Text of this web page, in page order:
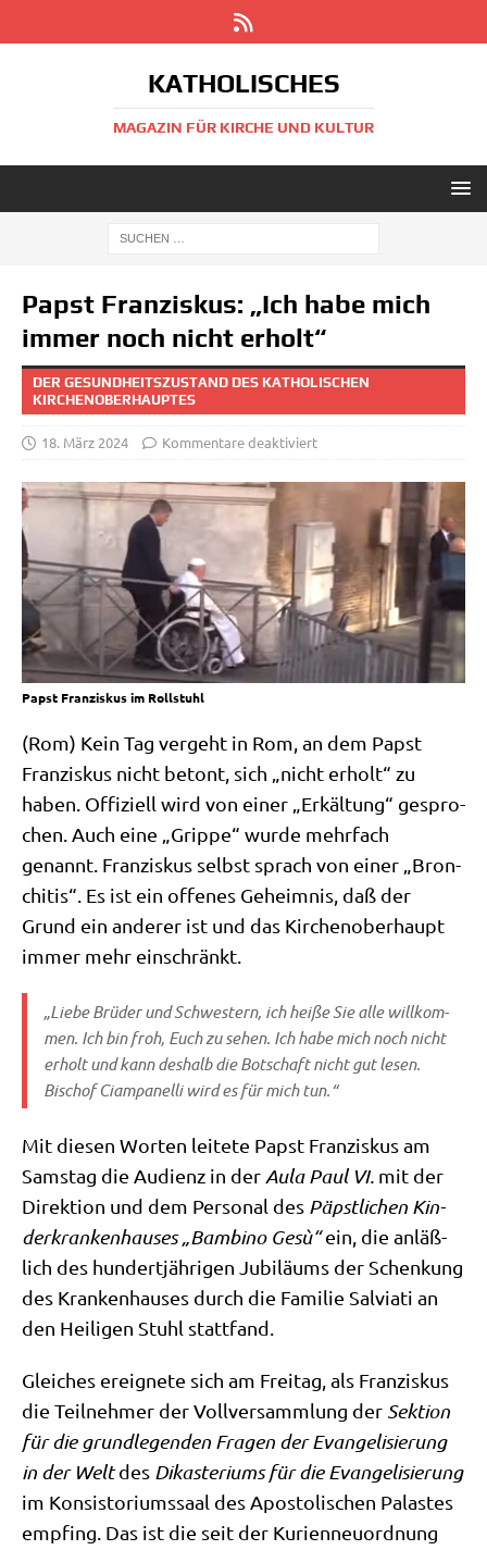
KATHOLISCHES
MAGAZIN FÜR KIRCHE UND KULTUR
Papst Franziskus: „Ich habe mich
immer noch nicht erholt“
DER GESUNDHEITSZUSTAND DES KATHOLISCHEN
KIRCHENOBERHAUPTES
18. März 2024 Kommentare deaktiviert
Papst Franziskus im Rollstuhl
(Rom) Kein Tag ver­geht in Rom, an dem Papst
Fran­zis­kus nicht betont, sich „nicht erholt“ zu
haben. Offi­zi­ell wird von einer „Erkäl­tung“ gespro­
chen. Auch eine „Grip­pe“ wur­de mehr­fach
genannt. Fran­zis­kus selbst sprach von einer „Bron­
chi­tis“. Es ist ein offe­nes Geheim­nis, daß der
Grund ein ande­rer ist und das Kir­chen­ober­haupt
immer mehr einschränkt.
„Lie­be Brü­der und Schwe­stern, ich hei­ße Sie alle will­kom­
men. Ich bin froh, Euch zu sehen. Ich habe mich noch nicht
erholt und kann des­halb die Bot­schaft nicht gut lesen.
Bischof Ciam­pa­nel­li wird es für mich tun.“
Mit die­sen Wor­ten lei­te­te Papst Fran­zis­kus am
Sams­tag die Audi­enz in der Aula Paul VI. mit der
Direk­ti­on und dem Per­so­nal des Päpst­li­chen Kin­
der­kran­ken­hau­ses „Bam­bi­no Gesù“ein, die anläß­
lich des hun­dert­jäh­ri­gen Jubi­lä­ums der Schen­kung
des Kran­ken­hau­ses durch die Fami­lie Sal­via­ti an
den Hei­li­gen Stuhl stattfand.
Glei­ches ereig­ne­te sich am Frei­tag, als Fran­zis­kus
die Teil­neh­mer der Voll­ver­samm­lung der Sek­ti­on
für die grund­le­gen­den Fra­gen der Evan­ge­li­sie­rung
in der Weltdes Dik­aste­ri­ums für die Evan­ge­li­sie­rung
im Kon­si­sto­ri­ums­saal des Apo­sto­li­schen Pala­stes
emp­fing. Das ist die seit der Kuri­en­neu­ord­nung